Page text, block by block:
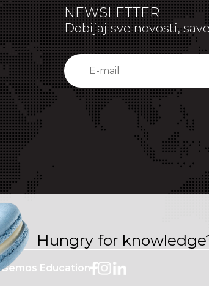
Hungry for
NEWSLETTER
Dobijaj sve novosti,
Semos Education